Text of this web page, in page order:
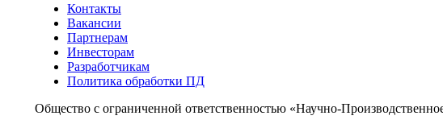
Контакты
Вакансии
Партнерам
Инвесторам
Разработчикам
Политика обработки ПД
Общество с ограниченной ответственностью «Научно-